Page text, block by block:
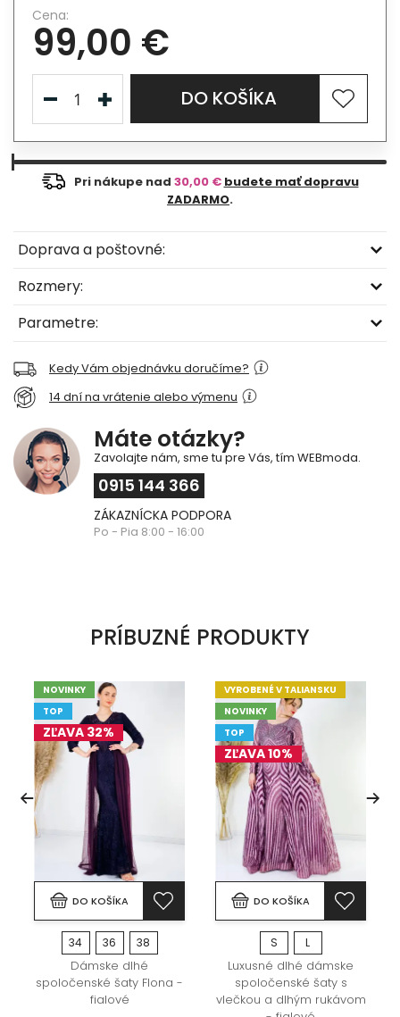
Cena:
99,00 €
DO KOŠÍKA
Pri nákupe nad 30,00 € budete mať dopravu
ZADARMO.
Doprava a poštovné:
Rozmery:
Parametre:
Kedy Vám objednávku doručíme?
14 dní na vrátenie alebo výmenu
Máte otázky?
Zavolajte nám, sme tu pre Vás, tím WEBmoda.
0915 144 366
ZÁKAZNÍCKA PODPORA
Po - Pia 8:00 - 16:00
PRÍBUZNÉ PRODUKTY
NOVINKY
TOP
ZĽAVA 32%
DO KOŠÍKA
34 36 38
Dámske dlhé
spoločenské šaty Flona -
fialové
VYROBENÉ V TALIANSKU
NOVINKY
TOP
ZĽAVA 10%
DO KOŠÍKA
S L
Luxusné dlhé dámske
spoločenské šaty s
vlečkou a dlhým rukávom